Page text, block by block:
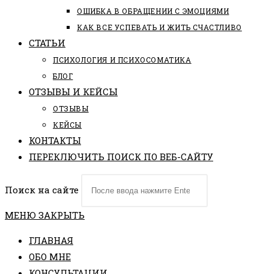
ОШИБКА В ОБРАЩЕНИИ С ЭМОЦИЯМИ
КАК ВСЕ УСПЕВАТЬ И ЖИТЬ СЧАСТЛИВО
СТАТЬИ
ПCИХОЛОГИЯ И ПСИХОСОМАТИКА
БЛОГ
ОТЗЫВЫ И КЕЙСЫ
ОТЗЫВЫ
КЕЙСЫ
КОНТАКТЫ
ПЕРЕКЛЮЧИТЬ ПОИСК ПО ВЕБ-САЙТУ
Поиск на сайте
МЕНЮ ЗАКРЫТЬ
ГЛАВНАЯ
ОБО МНЕ